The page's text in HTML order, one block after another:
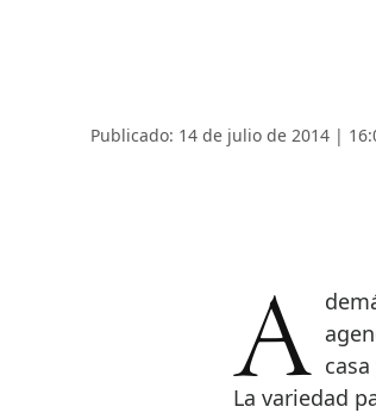
Publicado: 14 de julio de 2014 |
Además de sectores más tradicionales, como la hostelería o las
La variedad